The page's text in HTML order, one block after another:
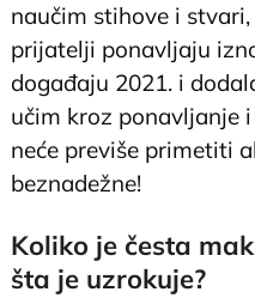
naučim stihove i
prijatelji ponavljaju
događaju 2021. i
učim kroz ponavljanje
neće previše primetiti
beznadežne!
Koliko je česta
šta je uzrokuje?